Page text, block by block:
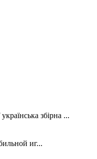
українська збірна ...
иг...